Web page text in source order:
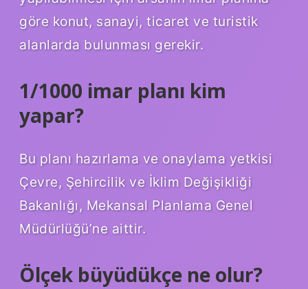
göre konut, sanayi, ticaret ve turistik
alanlarda bulunması gerekir.
1/1000 imar planı kim
yapar?
Bu planı hazırlama ve onaylama yetkisi
Çevre, Şehircilik ve İklim Değişikliği
Bakanlığı, Mekansal Planlama Genel
Müdürlüğü’ne aittir.
Ölçek büyüdükçe ne olur?